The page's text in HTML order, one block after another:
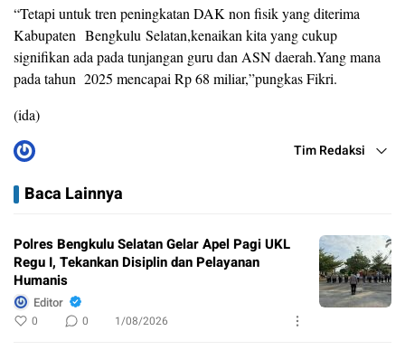
“Tetapi untuk tren peningkatan DAK non fisik yang diterima
Kabupaten Bengkulu Selatan,kenaikan kita yang cukup
signifikan ada pada tunjangan guru dan ASN daerah.Yang mana
pada tahun 2025 mencapai Rp 68 miliar,”pungkas Fikri.
(ida)
Tim Redaksi
Baca Lainnya
Polres Bengkulu Selatan Gelar Apel Pagi UKL
Regu I, Tekankan Disiplin dan Pelayanan
Humanis
Editor
0 0 1/08/2026